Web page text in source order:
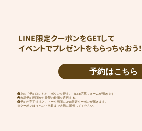
LINE限定クーポンをGETして
イベントでプレゼントをもらっちゃおう！
予約はこちら
❶上の「予約はこちら」ボタンを押す。（LINE応募フォームが開きます）
​❷来場予約画面から希望の時間を選択する。
❸予約が完了すると、トーク画面にLINE限定クーポンが届きます。
※クーポンはイベント当日まで大切に保管してください。